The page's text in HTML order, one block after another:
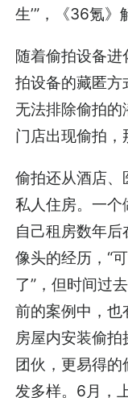
生’”，《36氪》
随着偷拍设备
拍设备的藏匿
无法排除偷拍的
门店出现偷拍，
偷拍还从酒店、
私人住房。一个
自己租房数年
像头的经历，“
了”，但时间过
前的案例中，也
房屋内安装偷
团伙，更易得
发多样。6月，